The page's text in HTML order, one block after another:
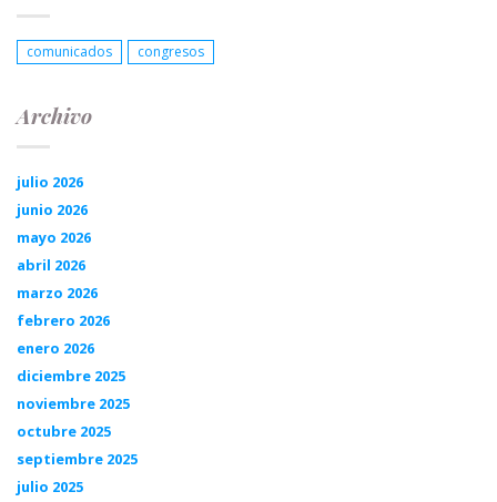
comunicados congresos
Archivo
julio 2026
junio 2026
mayo 2026
abril 2026
marzo 2026
febrero 2026
enero 2026
diciembre 2025
noviembre 2025
octubre 2025
septiembre 2025
julio 2025